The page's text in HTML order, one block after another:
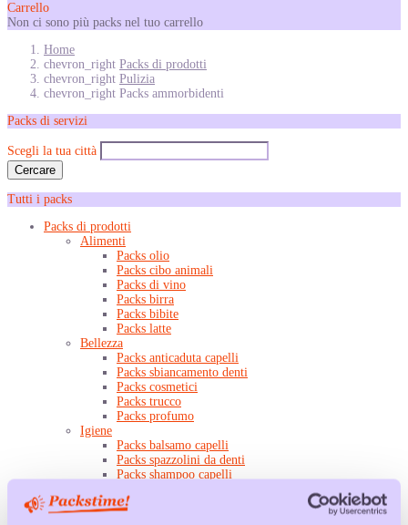
Carrello
Non ci sono più packs nel tuo carrello
Home
chevron_right Packs di prodotti
chevron_right Pulizia
chevron_right Packs ammorbidenti
Packs di servizi
Scegli la tua città
Cercare
Tutti i packs
Packs di prodotti
Alimenti
Packs olio
Packs cibo animali
Packs di vino
Packs birra
Packs bibite
Packs latte
Bellezza
Packs anticaduta capelli
Packs sbiancamento denti
Packs cosmetici
Packs trucco
Packs profumo
Igiene
Packs balsamo capelli
Packs spazzolini da denti
Packs shampoo capelli
Packs collutorio